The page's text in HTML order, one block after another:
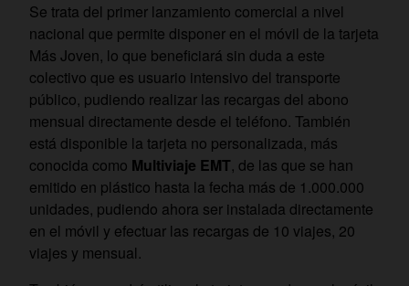
Se trata del primer lanzamiento comercial a nivel
nacional que permite disponer en el móvil de la tarjeta
Más Joven, lo que beneficiará sin duda a este
colectivo que es usuario intensivo del transporte
público, pudiendo realizar las recargas del abono
mensual directamente desde el teléfono. También
está disponible la tarjeta no personalizada, más
conocida como Multiviaje EMT, de las que se han
emitido en plástico hasta la fecha más de 1.000.000
unidades, pudiendo ahora ser instalada directamente
en el móvil y efectuar las recargas de 10 viajes, 20
viajes y mensual.